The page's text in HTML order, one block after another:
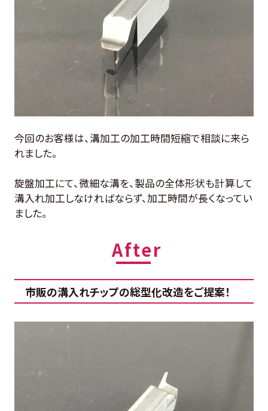
今回のお客様は、溝加工の加工時間短縮で相談に来ら
れました。
旋盤加工にて、微細な溝を、製品の全体形状も計算して
溝入れ加工しなければならず、加工時間が長くなってい
ました。
市販の溝入れチップの総型化改造をご提案！